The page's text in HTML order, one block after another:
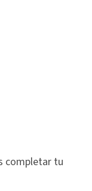
completar tu